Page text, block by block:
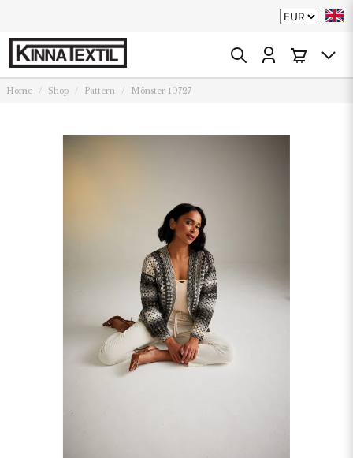
Home Shop Pattern Mönster 10727